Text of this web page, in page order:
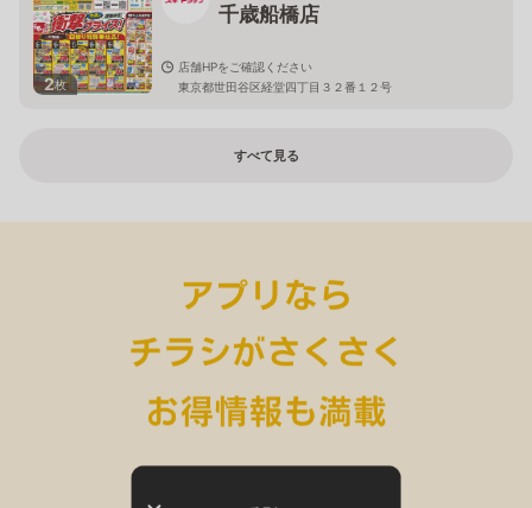
2枚
千歳船橋店
店舗HPをご確認ください
東京都世田谷区経堂四丁目３２番１２号
すべて見る